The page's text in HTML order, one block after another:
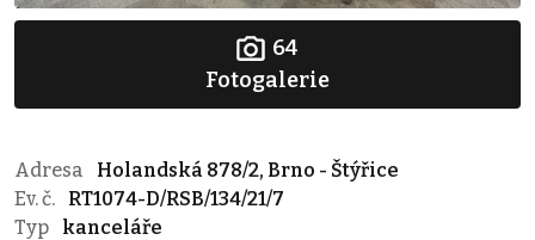
64
Fotogalerie
Adresa
Holandská 878/2, Brno - Štýřice
Ev. č.
RT1074-D/RSB/134/21/7
Typ
kanceláře